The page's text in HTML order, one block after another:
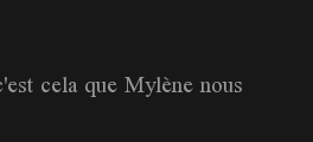
cela que Mylène nous